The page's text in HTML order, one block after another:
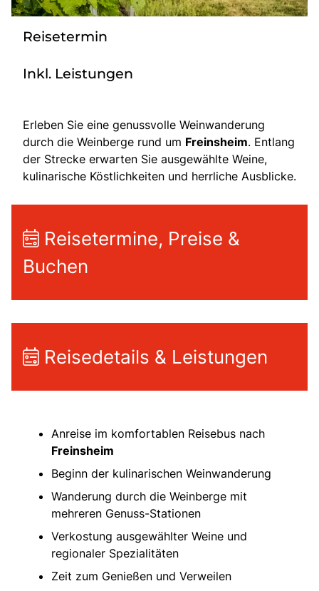
Reisetermin
Inkl. Leistungen
Erleben Sie eine genussvolle Weinwanderung
durch die Weinberge rund um Freinsheim. Entlang
der Strecke erwarten Sie ausgewählte Weine,
kulinarische Köstlichkeiten und herrliche Ausblicke.
Reisetermine, Preise &
Buchen
Reisedetails & Leistungen
Anreise im komfortablen Reisebus nach
Freinsheim
Beginn der kulinarischen Weinwanderung
Wanderung durch die Weinberge mit
mehreren Genuss-Stationen
Verkostung ausgewählter Weine und
regionaler Spezialitäten
Zeit zum Genießen und Verweilen